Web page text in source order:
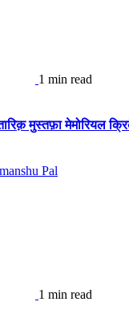
1 min read
मुस्तफ़ा मेमोरियल
Pal
1 min read